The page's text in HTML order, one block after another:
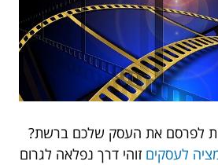
לפרסם את העסק שלכם ברשת?
לעסקים זוהי דרך נפלאה לגרום